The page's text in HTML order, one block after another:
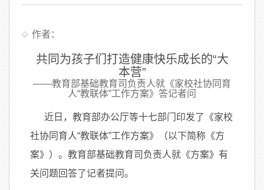
作者：
共同为孩子们打造健康快乐成长的“大
本营”
——教育部基础教育司负责人就《家校社协同育
人“教联体”工作方案》答记者问
近日，教育部办公厅等十七部门印发了《家校
社协同育人“教联体”工作方案》（以下简称《方
案》）。教育部基础教育司负责人就《方案》有
关问题回答了记者提问。